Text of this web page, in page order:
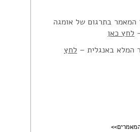
המאמר בתרגום של אומגה
לחץ כאן
המלא באנגלית – לחץ